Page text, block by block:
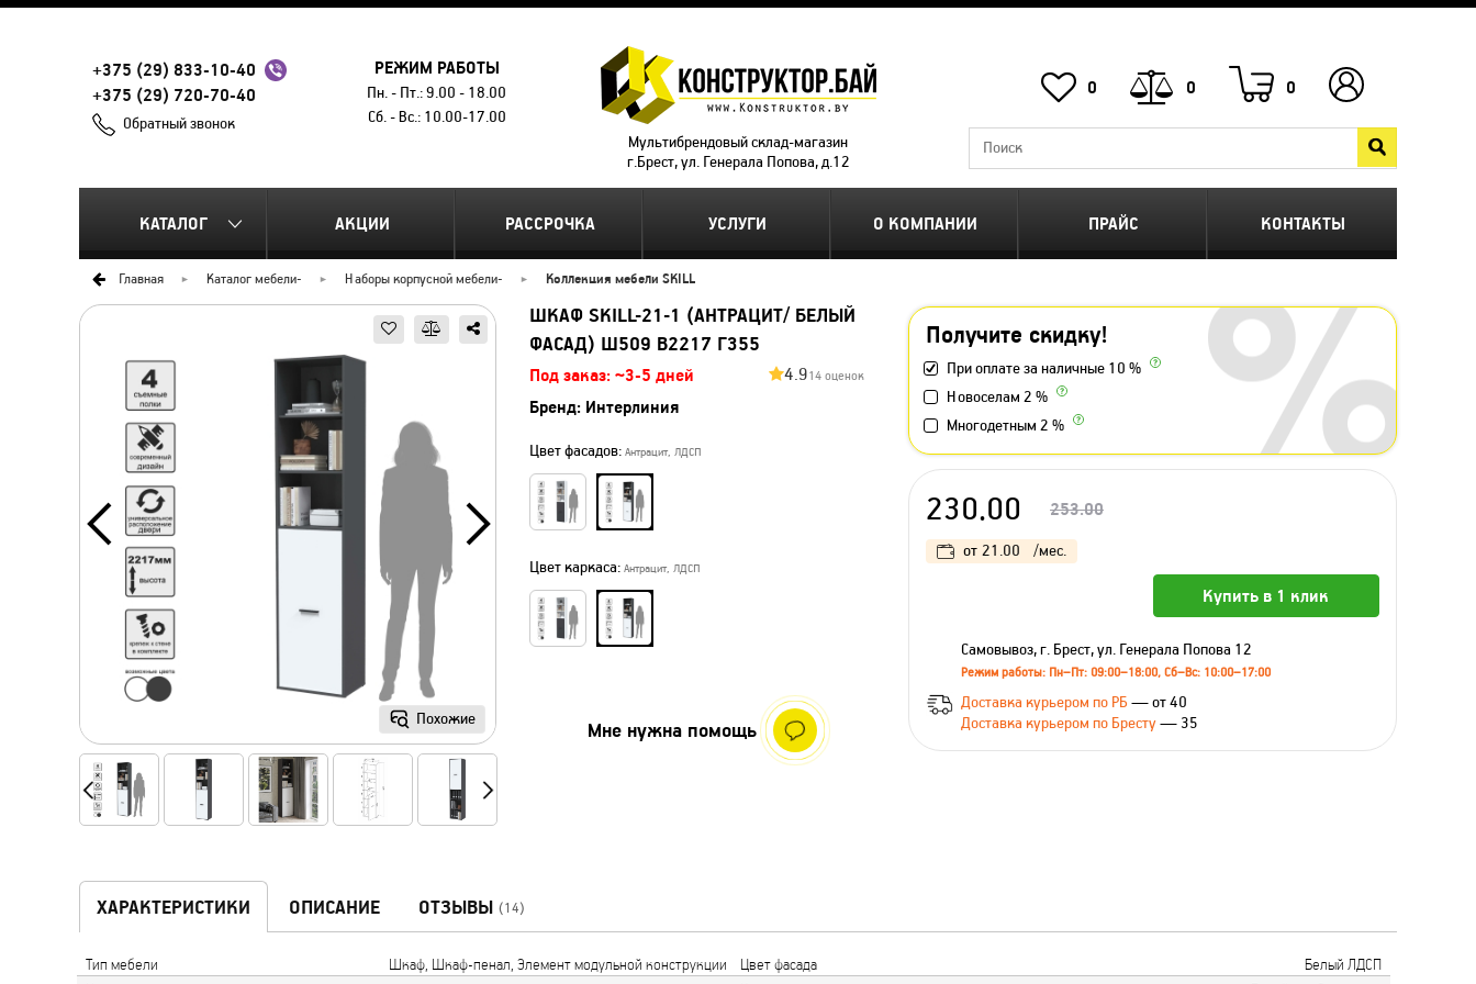
+375 (29) 833-10-40
+375 (29) 720-70-40
Обратный звонок
РЕЖИМ РАБОТЫ
Пн. - Пт.: 9.00 - 18.00
Сб. - Вс.: 10.00-17.00
Мультибрендовый склад-магазин
г.Брест, ул. Генерала Попова, д.12
0 0 0
КАТАЛОГ АКЦИИ РАССРОЧКА УСЛУГИ О КОМПАНИИ ПРАЙС КОНТАКТЫ
Главная Каталог мебели- Наборы корпусной мебели- Коллекция мебели SKILL
Похожие
ШКАФ SKILL-21-1 (АНТРАЦИТ/ БЕЛЫЙ
ФАСАД) Ш509 В2217 Г355
Под заказ: ~3-5 дней 4.914 оценок
Бренд: Интерлиния
Цвет фасадов: Антрацит, ЛДСП
Цвет каркаса: Антрацит, ЛДСП
Получите скидку!
При оплате за наличные 10 %
Новоселам 2 %
Многодетным 2 %
Мне нужна помощь
230.00 253.00
от 21.00 /мес.
Купить в 1 клик
Самовывоз, г. Брест, ул. Генерала Попова 12
Режим работы: Пн–Пт: 09:00–18:00, Сб–Вс: 10:00–17:00
Доставка курьером по РБ — от 40
Доставка курьером по Бресту— 35
ХАРАКТЕРИСТИКИ ОПИСАНИЕ ОТЗЫВЫ (14)
Тип мебели Шкаф, Шкаф-пенал, Элемент модульной конструкции Цвет фасада
Белый ЛДСП